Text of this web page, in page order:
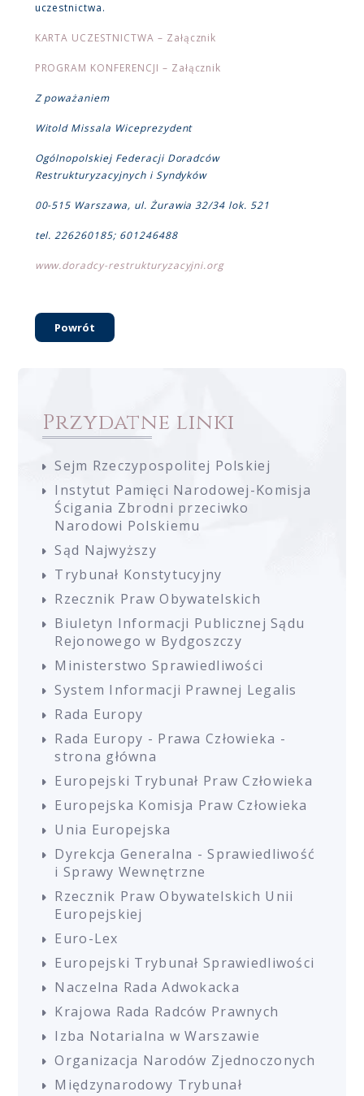
uczestnictwa.
KARTA UCZESTNICTWA – Załącznik
PROGRAM KONFERENCJI – Załącznik
Z poważaniem
Witold Missala Wiceprezydent
Ogólnopolskiej Federacji Doradców
Restrukturyzacyjnych i Syndyków
00-515 Warszawa, ul. Żurawia 32/34 lok. 521
tel. 226260185; 601246488
www.doradcy-restrukturyzacyjni.org
Powrót
Przydatne linki
Sejm Rzeczypospolitej Polskiej
Instytut Pamięci Narodowej-Komisja
Ścigania Zbrodni przeciwko
Narodowi Polskiemu
Sąd Najwyższy
Trybunał Konstytucyjny
Rzecznik Praw Obywatelskich
Biuletyn Informacji Publicznej Sądu
Rejonowego w Bydgoszczy
Ministerstwo Sprawiedliwości
System Informacji Prawnej Legalis
Rada Europy
Rada Europy - Prawa Człowieka -
strona główna
Europejski Trybunał Praw Człowieka
Europejska Komisja Praw Człowieka
Unia Europejska
Dyrekcja Generalna - Sprawiedliwość
i Sprawy Wewnętrzne
Rzecznik Praw Obywatelskich Unii
Europejskiej
Euro-Lex
Europejski Trybunał Sprawiedliwości
Naczelna Rada Adwokacka
Krajowa Rada Radców Prawnych
Izba Notarialna w Warszawie
Organizacja Narodów Zjednoczonych
Międzynarodowy Trybunał